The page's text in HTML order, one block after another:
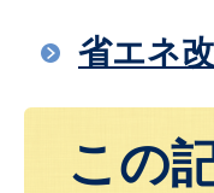
省エネ
この